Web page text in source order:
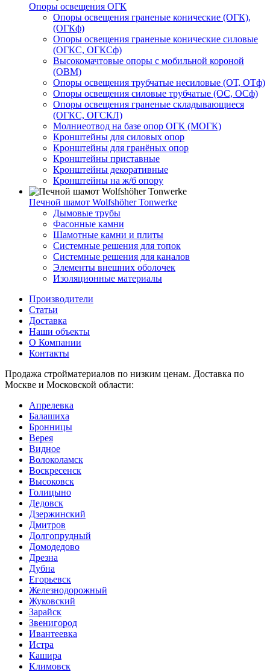
Опоры освещения ОГК
Опоры освещения граненые конические (ОГК),
(ОГКф)
Опоры освещения граненые конические силовые
(ОГКС, ОГКСф)
Высокомачтовые опоры с мобильной короной
(ОВМ)
Опоры освещения трубчатые несиловые (ОТ, ОТф)
Опоры освещения силовые трубчатые (ОС, ОСф)
Опоры освещения граненые складывающиеся
(ОГКС, ОГСКЛ)
Молниеотвод на базе опор ОГК (МОГК)
Кронштейны для силовых опор
Кронштейны для гранёных опор
Кронштейны приставные
Кронштейны декоративные
Кронштейны на ж/б опору
Печной шамот Wolfshöher Tonwerke
Дымовые трубы
Фасонные камни
Шамотные камни и плиты
Системные решения для топок
Системные решения для каналов
Элементы внешних оболочек
Изоляционные материалы
Производители
Статьи
Доставка
Наши объекты
О Компании
Контакты
Продажа стройматериалов по низким ценам. Доставка по
Москве и Московской области:
Апрелевка
Балашиха
Бронницы
Верея
Видное
Волоколамск
Воскресенск
Высоковск
Голицыно
Дедовск
Дзержинский
Дмитров
Долгопрудный
Домодедово
Дрезна
Дубна
Егорьевск
Железнодорожный
Жуковский
Зарайск
Звенигород
Ивантеевка
Истра
Кашира
Климовск